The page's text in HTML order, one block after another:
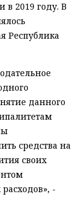
в 2019 году. В
Республика
данного
средства на
своих
-